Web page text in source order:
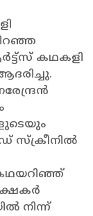
കഥകളി
സ്ക്രീനിൽ
നിന്ന്